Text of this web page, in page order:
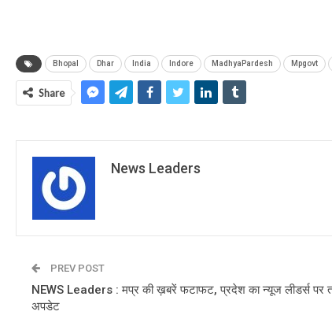
Bhopal Dhar India Indore MadhyaPardesh Mpgovt
Share
News Leaders
PREV POST
NEWS Leaders : मप्र की ख़बरें फटाफट, प्रदेश का न्यूज लीडर्स पर
अपडेट